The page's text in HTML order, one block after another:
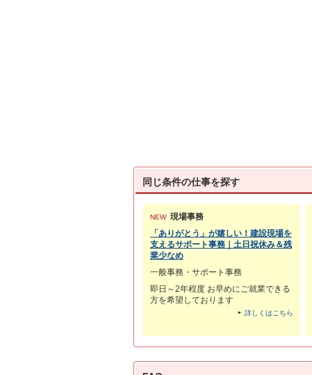
同じ条件の仕事を探す
NEW 現場事務
「ありがとう」が嬉しい！建設現場を
支えるサポート事務｜土日祝休み＆残
業少なめ
一般事務・サポート事務
即日～2年程度 お早めにご就業できる
方を希望しております
詳しくはこちら